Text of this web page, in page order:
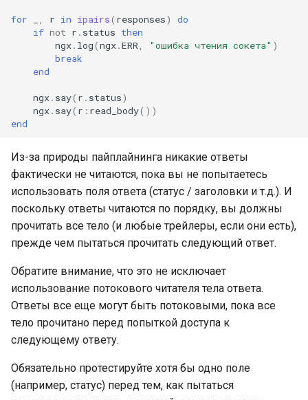
for r in ipairs( responses)
do
if not r . status then
ngx. log(ngx.ERR "ошибка чтения сокета" )
break
end
ngx. say( r . status)
ngx. say( r : read_body())
end
Из-за природы пайплайнинга никакие ответы
фактически не читаются, пока вы не попытаетесь
использовать поля ответа (статус / заголовки и т.д.). И
поскольку ответы читаются по порядку, вы должны
прочитать все тело (и любые трейлеры, если они есть),
прежде чем пытаться прочитать следующий ответ.
Обратите внимание, что это не исключает
использование потокового читателя тела ответа.
Ответы все еще могут быть потоковыми, пока все
тело прочитано перед попыткой доступа к
следующему ответу.
Обязательно протестируйте хотя бы одно поле
(например, статус) перед тем, как пытаться